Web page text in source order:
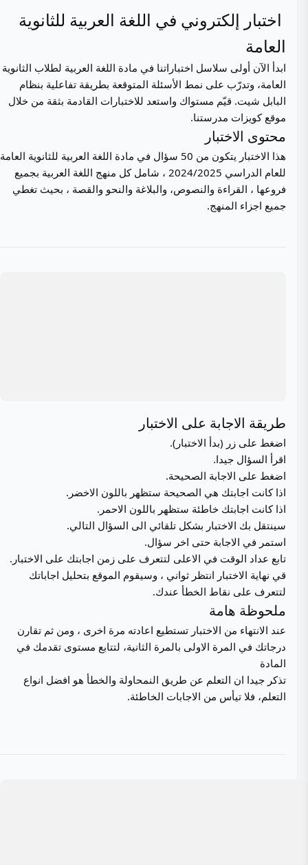
اختبار إلكتروني في اللغة العربية للثانوية
العامة
ابدأ الآن أولى سلاسل اختباراتنا في مادة اللغة العربية لطلاب الثانوية
العامة، وتدرّب على نمط الأسئلة المتوقعة بطريقة تفاعلية بنظام
البابل شيت. قيّم مستواك واستعد للاختبارات القادمة بثقة من خلال
موقع كويزات مدرستنا.
محتوى الاختبار
هذا الاختبار يتكون من 50 سؤال في مادة اللغة العربية للثانوية العامة
للعام الدراسي 2024/2025 ، شامل كل منهج اللغة العربية بجميع
فروعها ، القراءة والنصوص، والبلاغة والنحو والقصة ، بحيث تغطي
جميع اجزاء المنهج.
طريقة الاجابة على الاختبار
اضغط على زر (بدأ الاختبار).
اقرأ السؤال جيدا.
اضغط على الاجابة الصحيحة.
اذا كانت اجابتك هي الصحيحة ستظهر باللون الاخضر.
اذا كانت اجابتك خاطئة ستظهر باللون الاحمر.
سينتقل بك الاختبار بشكل تلقائي الى السؤال التالي.
استمر في الاجابة حتى اخر سؤال.
تابع عداد الوقت في الاعلى لتتعرف على زمن اجابتك على الاختبار.
قي نهاية الاختبار انتظر ثواني ، وسيقوم الموقع بتحليل اجاباتك
لتتعرف على نقاط الخطأ عندك.
ملحوظة هامة
عند الانتهاء من الاختبار تستطيع اعادته مرة اخرى ، ومن ثم تقارن
درجاتك في المرة الاولى بالمرة الثانية، لتتابع مستوى تقدمك في
المادة
تذكر جيدا ان التعلم عن طريق النمحاولة والخطأ هو افضل انواع
التعلم، فلا تيأس من الاجابات الخاطئة.